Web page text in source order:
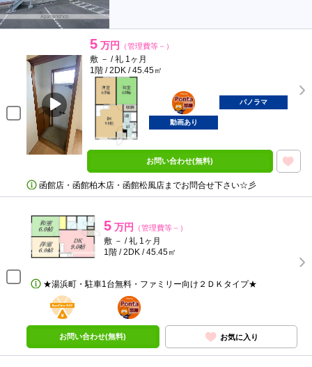
5 万円 （管理費等－）
敷 － / 礼 1ヶ月
1階 / 2DK / 45.45㎡
ポンタ
部屋
パノラマ
動画あり
お問い合わせ(無料)
函館店・函館柏木店・函館松風店までお問合せ下さい☆彡
5 万円 （管理費等－）
敷 － / 礼 1ヶ月
1階 / 2DK / 45.45㎡
★湯浜町・駐車1台無料・ファミリー向け２ＤＫタイプ★
BunChinPAY
ポンタ
部屋
お問い合わせ(無料) お気に入り